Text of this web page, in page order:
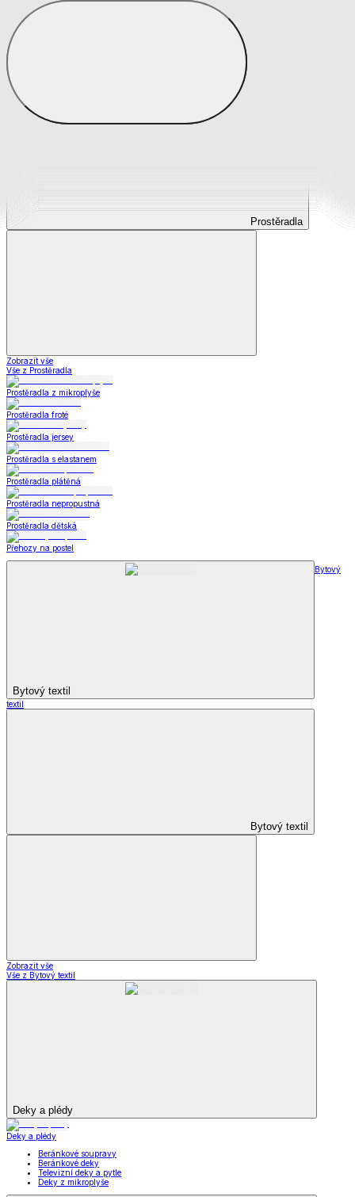
Prostěradla
Prostěradla
Zobrazit vše
Vše z Prostěradla
Prostěradla z mikroplyše
Prostěradla froté
Prostěradla jersey
Prostěradla s elastanem
Prostěradla plátěná
Prostěradla nepropustná
Prostěradla dětská
Přehozy na postel
Bytový textil
Bytový
textil
Bytový textil
Zobrazit vše
Vše z Bytový textil
Deky a plédy
Deky a plédy
Beránkové soupravy
Beránkové deky
Televizní deky a pytle
Deky z mikroplyše